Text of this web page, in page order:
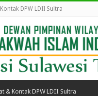
DPW LDII Sultra
& Kontak DPW LDII Sultra